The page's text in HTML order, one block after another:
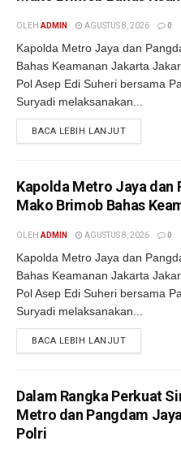
OLEH ADMIN AGUSTUS 8, 2026 0
Kapolda Metro Jaya dan
Bahas Keamanan Jakarta
Pol Asep Edi Suheri bersama
Suryadi melaksanakan...
BACA LEBIH LANJUT
Kapolda Metro Jaya dan
Mako Brimob Bahas
OLEH ADMIN AGUSTUS 8, 2026 0
Kapolda Metro Jaya dan
Bahas Keamanan Jakarta
Pol Asep Edi Suheri bersama
Suryadi melaksanakan...
BACA LEBIH LANJUT
Dalam Rangka Perkuat
Metro dan Pangdam
Polri